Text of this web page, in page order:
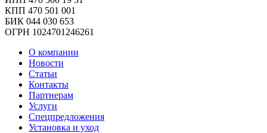
КПП 470 501 001
БИК 044 030 653
ОГРН 1024701246261
О компании
Новости
Статьи
Контакты
Партнерам
Услуги
Спецпредложения
Установка и уход